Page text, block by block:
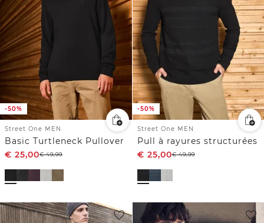
-50%
Street One MEN
Basic Turtleneck Pullover
€ 25,00€49,99
-50%
Street One MEN
Pull à rayures structurées
€ 25,00€49,99